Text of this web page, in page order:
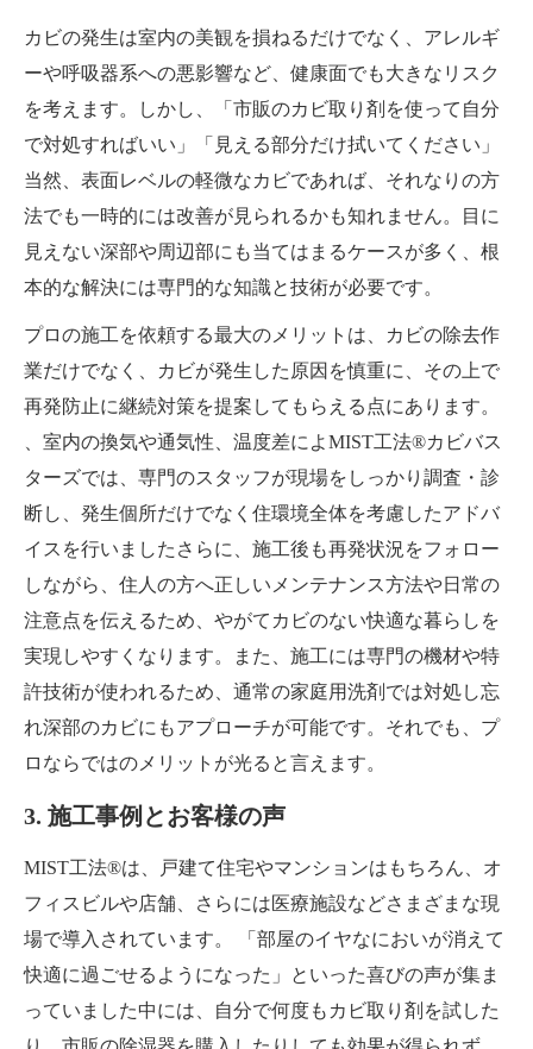
カビの発生は室内の美観を損ねるだけでなく、アレルギ
ーや呼吸器系への悪影響など、健康面でも大きなリスク
を考えます。しかし、「市販のカビ取り剤を使って自分
で対処すればいい」「見える部分だけ拭いてください」
当然、表面レベルの軽微なカビであれば、それなりの方
法でも一時的には改善が見られるかも知れません。目に
見えない深部や周辺部にも当てはまるケースが多く、根
本的な解決には専門的な知識と技術が必要です。
プロの施工を依頼する最大のメリットは、カビの除去作
業だけでなく、カビが発生した原因を慎重に、その上で
再発防止に継続対策を提案してもらえる点にあります。
、室内の換気や通気性、温度差によMIST工法®カビバス
ターズでは、専門のスタッフが現場をしっかり調査・診
断し、発生個所だけでなく住環境全体を考慮したアドバ
イスを行いましたさらに、施工後も再発状況をフォロー
しながら、住人の方へ正しいメンテナンス方法や日常の
注意点を伝えるため、やがてカビのない快適な暮らしを
実現しやすくなります。また、施工には専門の機材や特
許技術が使われるため、通常の家庭用洗剤では対処し忘
れ深部のカビにもアプローチが可能です。それでも、プ
ロならではのメリットが光ると言えます。
3. 施工事例とお客様の声
MIST工法®は、戸建て住宅やマンションはもちろん、オ
フィスビルや店舗、さらには医療施設などさまざまな現
場で導入されています。 「部屋のイヤなにおいが消えて
快適に過ごせるようになった」といった喜びの声が集ま
っていました中には、自分で何度もカビ取り剤を試した